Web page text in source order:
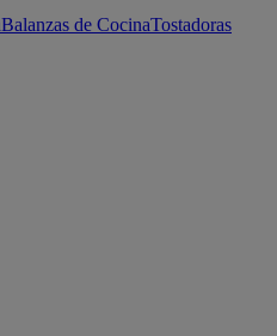
Balanzas de CocinaTostadoras